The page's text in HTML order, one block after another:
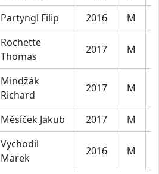
Partyngl Filip 2016 M
Rochette
Thomas
2017 M
Mindžák
Richard
2017 M
Měsíček Jakub 2017 M
Vychodil
Marek
2016 M